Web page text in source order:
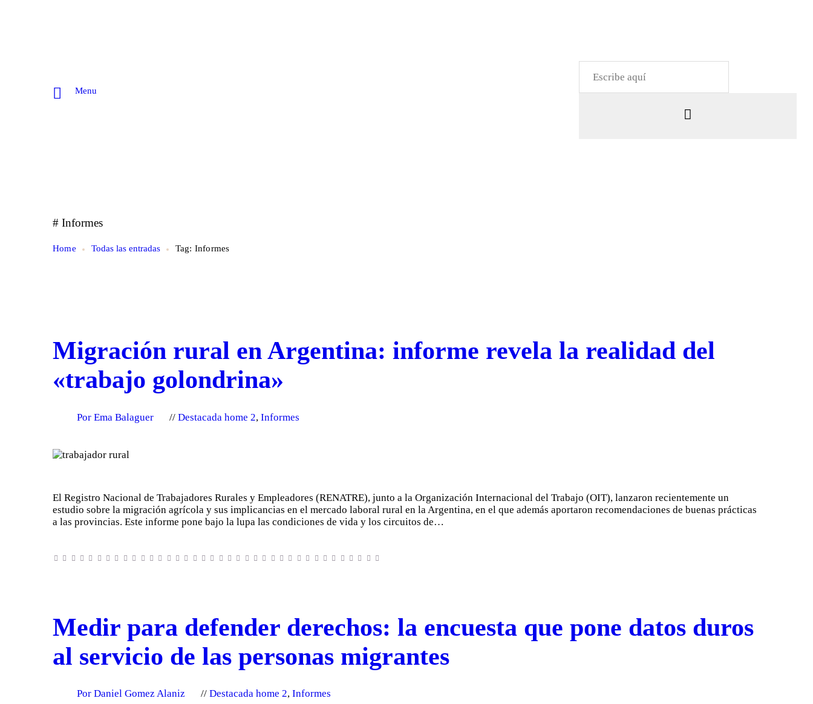
Menu
# Informes
Home Todas las entradas Tag: Informes
Migración rural en Argentina: informe revela la realidad del
«trabajo golondrina»
Por Ema Balaguer Destacada home 2,Informes
El Registro Nacional de Trabajadores Rurales y Empleadores (RENATRE), junto a la Organización Internacional del Trabajo (OIT), lanzaron recientemente un
estudio sobre la migración agrícola y sus implicancias en el mercado laboral rural en la Argentina, en el que además aportaron recomendaciones de buenas prácticas
a las provincias. Este informe pone bajo la lupa las condiciones de vida y los circuitos de…
Medir para defender derechos: la encuesta que pone datos duros
al servicio de las personas migrantes
Por Daniel Gomez Alaniz Destacada home 2,Informes